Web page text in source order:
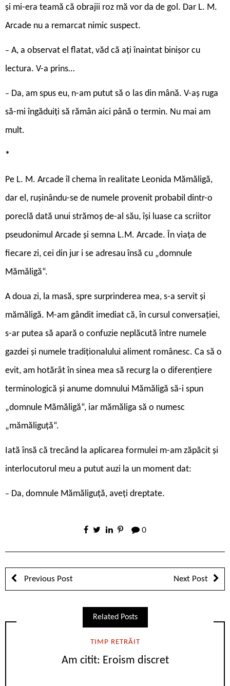
și mi-era teamă că obrajii roz mă vor da de gol. Dar L. M.
Arcade nu a remarcat nimic suspect.
– A, a observat el flatat, văd că ați înaintat binișor cu
lectura. V-a prins…
– Da, am spus eu, n-am putut să o las din mână. V-aș ruga
să-mi îngăduiți să rămân aici până o termin. Nu mai am
mult.
*
Pe L. M. Arcade îl chema în realitate Leonida Mămăligă,
dar el, rușinându-se de numele provenit probabil dintr-o
poreclă dată unui strămoș de-al său, își luase ca scriitor
pseudonimul Arcade și semna L.M. Arcade. În viața de
fiecare zi, cei din jur i se adresau însă cu „domnule
Mămăligă“.
A doua zi, la masă, spre surprinderea mea, s-a servit și
mămăligă. M-am gândit imediat că, în cursul conversației,
s-ar putea să apară o confuzie neplăcută între numele
gazdei și numele tradiționalului aliment românesc. Ca să o
evit, am hotărât în sinea mea să recurg la o diferențiere
terminologică și anume domnului Mămăligă să-i spun
„domnule Mămăligă“, iar mămăliga să o numesc
„mămăliguță“.
Iată însă că trecând la aplicarea formulei m-am zăpăcit și
interlocutorul meu a putut auzi la un moment dat:
– Da, domnule Mămăliguță, aveți dreptate.
0
Previous Post Next Post
Related Posts
TIMP RETRĂIT
Am citit: Eroism discret